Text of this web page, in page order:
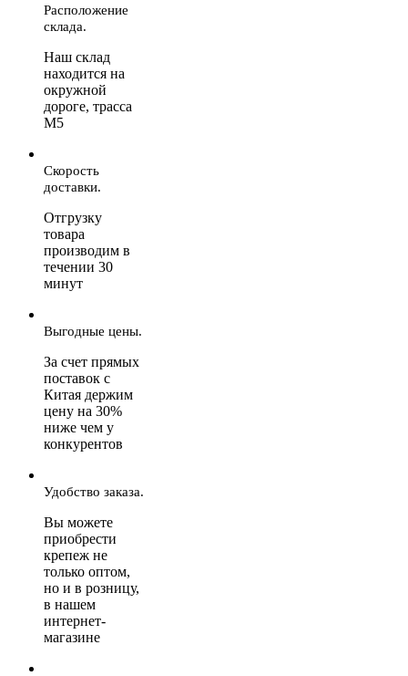
Расположение
склада.
Наш склад
находится на
окружной
дороге, трасса
М5
Скорость
доставки.
Отгрузку
товара
производим в
течении 30
минут
Выгодные цены.
За счет прямых
поставок с
Китая держим
цену на 30%
ниже чем у
конкурентов
Удобство заказа.
Вы можете
приобрести
крепеж не
только оптом,
но и в розницу,
в нашем
интернет-
магазине